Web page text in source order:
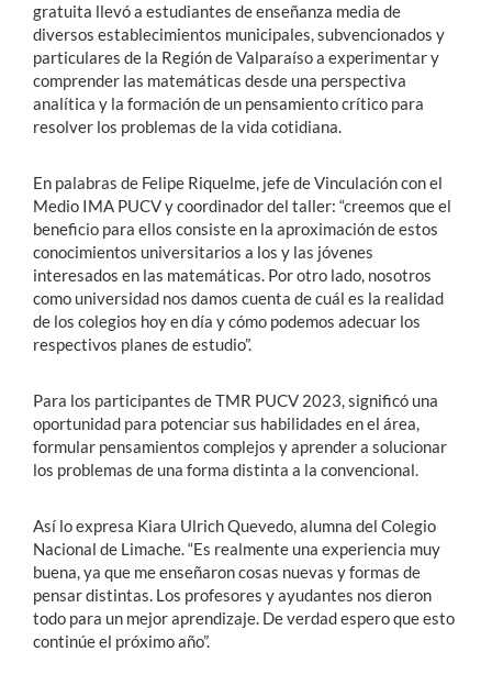
gratuita llevó a estudiantes de enseñanza media de
diversos establecimientos municipales, subvencionados y
particulares de la Región de Valparaíso a experimentar y
comprender las matemáticas desde una perspectiva
analítica y la formación de un pensamiento crítico para
resolver los problemas de la vida cotidiana.
En palabras de Felipe Riquelme, jefe de Vinculación con el
Medio IMA PUCV y coordinador del taller: “creemos que el
beneficio para ellos consiste en la aproximación de estos
conocimientos universitarios a los y las jóvenes
interesados en las matemáticas. Por otro lado, nosotros
como universidad nos damos cuenta de cuál es la realidad
de los colegios hoy en día y cómo podemos adecuar los
respectivos planes de estudio”.
Para los participantes de TMR PUCV 2023, significó una
oportunidad para potenciar sus habilidades en el área,
formular pensamientos complejos y aprender a solucionar
los problemas de una forma distinta a la convencional.
Así lo expresa Kiara Ulrich Quevedo, alumna del Colegio
Nacional de Limache. “Es realmente una experiencia muy
buena, ya que me enseñaron cosas nuevas y formas de
pensar distintas. Los profesores y ayudantes nos dieron
todo para un mejor aprendizaje. De verdad espero que esto
continúe el próximo año”.